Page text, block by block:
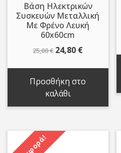
Βάση Ηλεκτρικών
Συσκευών Μεταλλική
Με Φρένο Λευκή
60x60cm
25,00€ Original
25,00 €.
24,80 €Η
είναι:
Προσθήκη στο
καλάθι